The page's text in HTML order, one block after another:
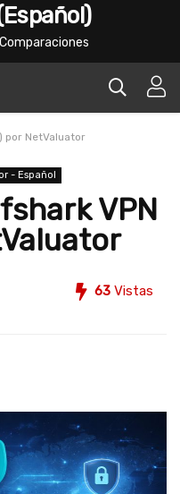
por NetValuator
- Español
VPN
63 Vistas